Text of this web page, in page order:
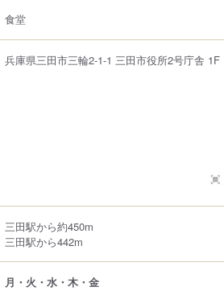
食堂
兵庫県三田市三輪2-1-1 三田市役所2号庁舎 1F
三田駅から約450m
三田駅から442m
月・火・水・木・金